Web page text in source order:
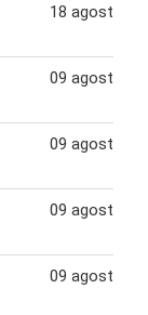
18 agosto
09 agosto
09 agosto
09 agosto
09 agosto